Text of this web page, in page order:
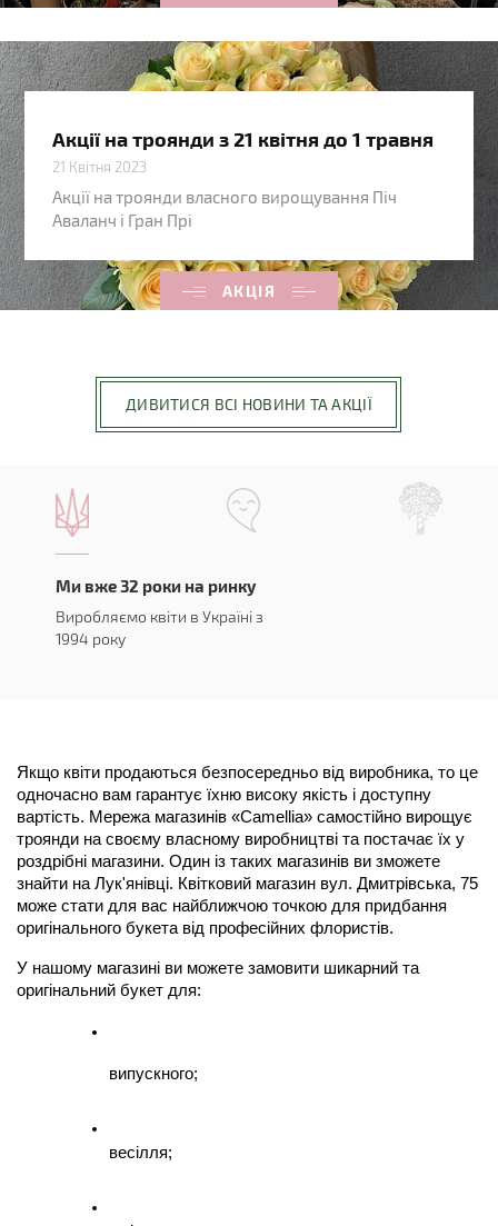
АКЦІЯ
Акції на троянди з 21 квітня до 1 травня
21 Квітня 2023
Акції на троянди власного вирощування Піч
Аваланч і Гран Прі
ДИВИТИСЯ ВСІ НОВИНИ ТА АКЦІЇ
Ми вже 32 роки на ринку
Виробляємо квіти в Україні з
1994 року
Якщо квіти продаються безпосередньо від виробника, то це
одночасно вам гарантує їхню високу якість і доступну
вартість. Мережа магазинів «Camellia» самостійно вирощує
троянди на своєму власному виробництві та постачає їх у
роздрібні магазини. Один із таких магазинів ви зможете
знайти на Лук'янівці. Квітковий магазин вул. Дмитрівська, 75
може стати для вас найближчою точкою для придбання
оригінального букета від професійних флористів.
У нашому магазині ви можете замовити шикарний та
оригінальний букет для:
випускного;
весілля;